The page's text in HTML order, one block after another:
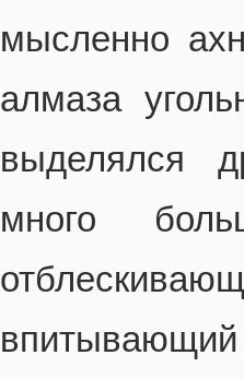
мысленно
алмаза
выделялся
много
впитывающий